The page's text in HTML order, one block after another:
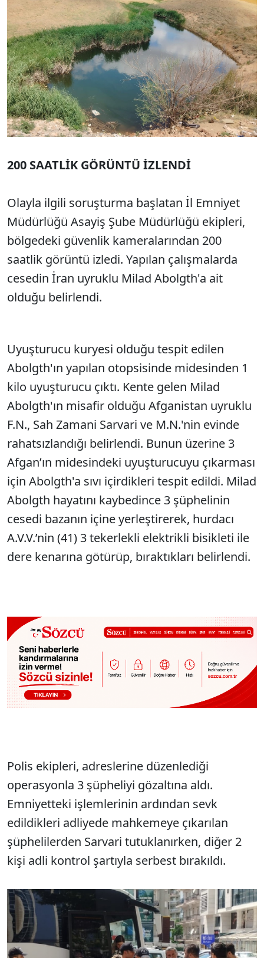
200 SAATLİK GÖRÜNTÜ İZLENDİ
Olayla ilgili soruşturma başlatan İl Emniyet
Müdürlüğü Asayiş Şube Müdürlüğü ekipleri,
bölgedeki güvenlik kameralarından 200
saatlik görüntü izledi. Yapılan çalışmalarda
cesedin İran uyruklu Milad Abolgth'a ait
olduğu belirlendi.
Uyuşturucu kuryesi olduğu tespit edilen
Abolgth'ın yapılan otopsisinde midesinden 1
kilo uyuşturucu çıktı. Kente gelen Milad
Abolgth'ın misafir olduğu Afganistan uyruklu
F.N., Sah Zamani Sarvari ve M.N.'nin evinde
rahatsızlandığı belirlendi. Bunun üzerine 3
Afgan’ın midesindeki uyuşturucuyu çıkarması
için Abolgth'a sıvı içirdikleri tespit edildi. Milad
Abolgth hayatını kaybedince 3 şüphelinin
cesedi bazanın içine yerleştirerek, hurdacı
A.V.V.’nin (41) 3 tekerlekli elektrikli bisikleti ile
dere kenarına götürüp, bıraktıkları belirlendi.
Polis ekipleri, adreslerine düzenlediği
operasyonla 3 şüpheliyi gözaltına aldı.
Emniyetteki işlemlerinin ardından sevk
edildikleri adliyede mahkemeye çıkarılan
şüphelilerden Sarvari tutuklanırken, diğer 2
kişi adli kontrol şartıyla serbest bırakıldı.